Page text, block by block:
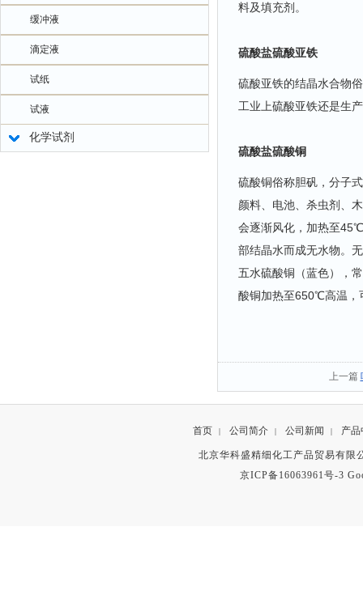
缓冲液
滴定液
试纸
试液
化学试剂
料及填充剂。
硫酸盐硫酸亚铁
硫酸亚铁的结晶水合物
工业上硫酸亚铁还是生
硫酸盐硫酸铜
硫酸铜俗称胆矾，分子
颜料、电池、杀虫剂、
会逐渐风化，加热至
部结晶水而成无水物。
五水硫酸铜（蓝色），
酸铜加热至650℃高温，
上一篇
首页 | 公司简介 | 公司新闻 | 产品
北京华科盛精细化工产品贸易有限
京ICP备16063961号-3